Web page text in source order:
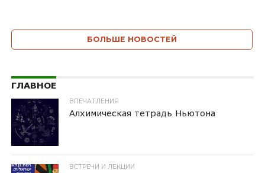
БОЛЬШЕ НОВОСТЕЙ
ГЛАВНОЕ
ВПЕЧАТЛЕНИЯ
Алхимическая тетрадь Ньютона
ВСТРЕЧИ И ЛЕКЦИИ